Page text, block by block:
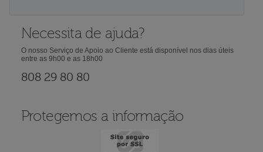
Necessita de ajuda?
O nosso Serviço de Apoio ao Cliente está disponível nos dias úteis
entre as 9h00 e as 18h00
808 29 80 80
Protegemos a informação